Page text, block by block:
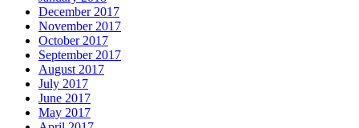
December 2017
November 2017
October 2017
September 2017
August 2017
July 2017
June 2017
May 2017